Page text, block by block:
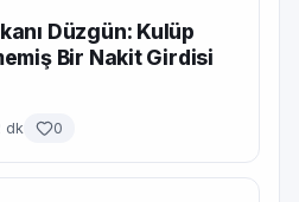
Düzgün: Kulüp
Bir Nakit Girdisi
dk 0